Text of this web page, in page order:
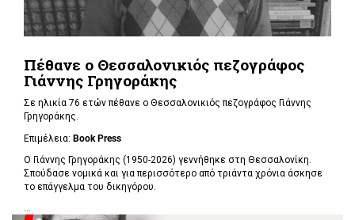
Πέθανε ο Θεσσαλονικιός πεζογράφος
Γιάννης Γρηγοράκης
Σε ηλικία 76 ετών πέθανε ο Θεσσαλονικιός πεζογράφος Γιάννης
Γρηγοράκης.
Επιμέλεια: Book Press
Ο Γιάννης Γρηγοράκης (1950-2026) γεννήθηκε στη Θεσσαλονίκη.
Σπούδασε νομικά και για περισσότερο από τριάντα χρόνια άσκησε
το επάγγελμα του δικηγόρου.